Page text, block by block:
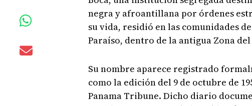
negra y afroantillana por órdenes
su vida, residió en las comunidades
Paraíso, dentro de la antigua Zona del
Su nombre aparece registrado
como la edición del 9 de octubre de
Panama Tribune. Dicho diario